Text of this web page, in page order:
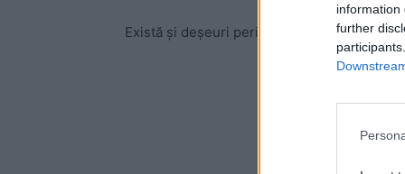
information
further
Există și deșeuri periculoase, cum sunt